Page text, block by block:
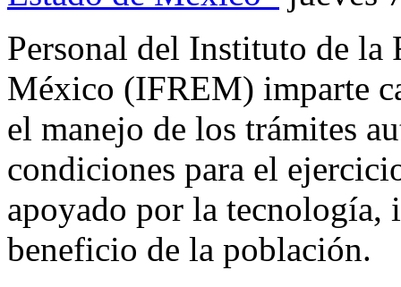
Personal del Instituto de la
México (IFREM) imparte
el manejo de los trámites
condiciones para el
apoyado por la tecnología,
beneficio de la población.